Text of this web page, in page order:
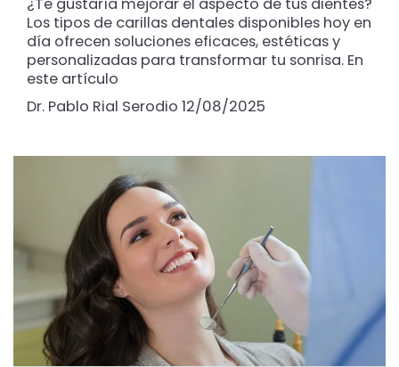
Los tipos de carillas dentales disponibles hoy en
día ofrecen soluciones eficaces, estéticas y
personalizadas para transformar tu sonrisa. En
este artículo
Dr. Pablo Rial Serodio 12/08/2025